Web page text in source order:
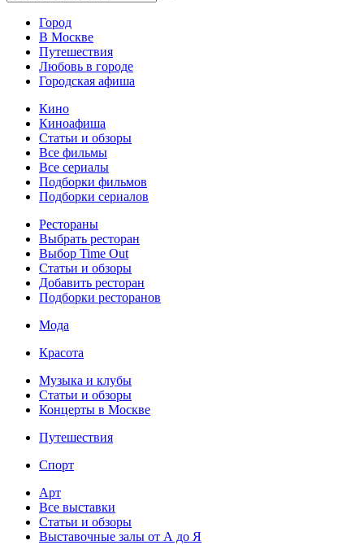
Город
В Москве
Путешествия
Любовь в городе
Городская афиша
Кино
Киноафиша
Статьи и обзоры
Все фильмы
Все сериалы
Подборки фильмов
Подборки сериалов
Рестораны
Выбрать ресторан
Выбор Time Out
Статьи и обзоры
Добавить ресторан
Подборки ресторанов
Мода
Красота
Музыка и клубы
Статьи и обзоры
Концерты в Москве
Путешествия
Спорт
Арт
Все выставки
Статьи и обзоры
Выставочные залы от А до Я